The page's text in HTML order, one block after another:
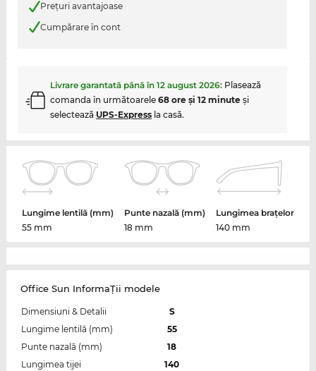
Preţuri avantajoase
Cumpărare în cont
Livrare garantată până în 12 august 2026: Plasează
comanda în următoarele 68 ore şi 12 minuteşi
selectează UPS-Expressla casă.
Lungime lentilă (mm)
55 mm
Punte nazală (mm)
18 mm
Lungimea brațelor
140 mm
Office Sun InformaŢii modele
Dimensiuni & Detalii
S
Lungime lentilă (mm)
55
Punte nazală (mm)
18
Lungimea tijei
140